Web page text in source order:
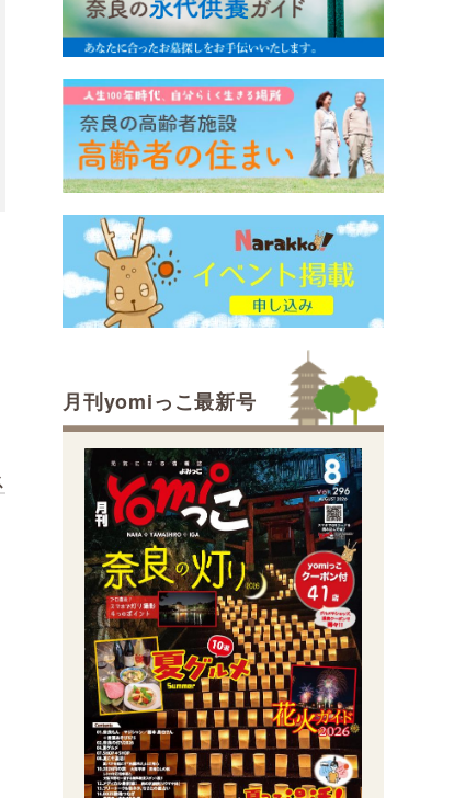
月刊yomiっこ最新号